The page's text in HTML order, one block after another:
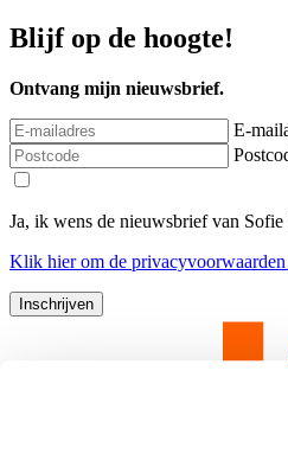
Blijf op de hoogte!
Ontvang mijn nieuwsbrief.
E-
Ja, ik wens de nieuwsbrief van
Klik hierom de privacyvoorwaarden